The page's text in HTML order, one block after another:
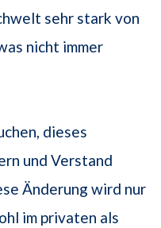
sehr stark von
nicht immer
dieses
und Verstand
Änderung wird nur
im privaten als